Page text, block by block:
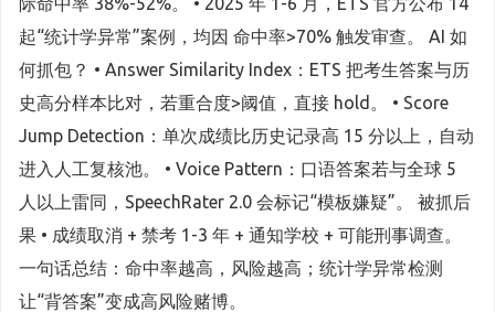
起“统计学异常”案例，均因 命中率>70% 触发审查。 AI 如
何抓包？ • Answer Similarity Index：ETS 把考生答案与历
史高分样本比对，若重合度>阈值，直接 hold。 • Score
Jump Detection：单次成绩比历史记录高 15 分以上，自动
进入人工复核池。 • Voice Pattern：口语答案若与全球 5
人以上雷同，SpeechRater 2.0 会标记“模板嫌疑”。 被抓后
果 • 成绩取消 + 禁考 1-3 年 + 通知学校 + 可能刑事调查。
一句话总结：命中率越高，风险越高；统计学异常检测
让“背答案”变成高风险赌博。